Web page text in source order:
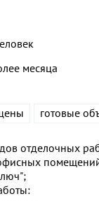
месяца
готовые
отделочных